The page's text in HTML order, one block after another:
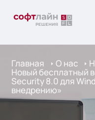
Главная О нас
Новый бесплатный
Security 8.0 для
внедрению»